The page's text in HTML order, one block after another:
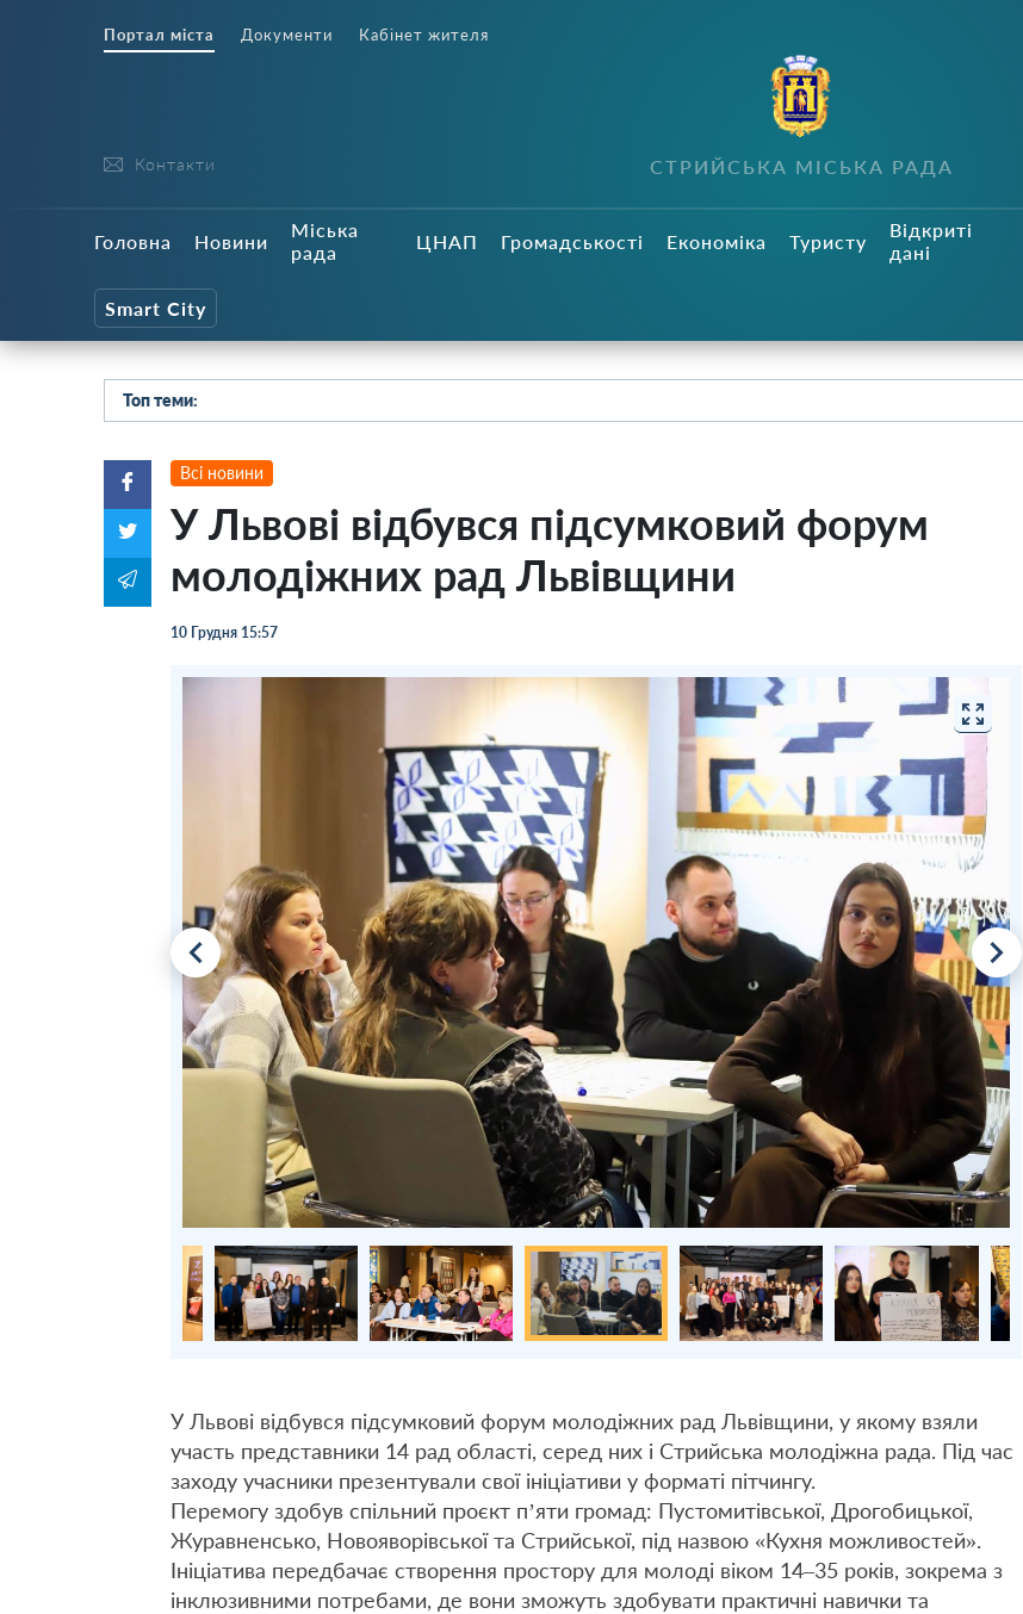
Портал міста Документи Кабінет жителя
Контакти СТРИЙСЬКА МІСЬКА РАДА
Головна Новини
Міська
рада
ЦНАП Громадськості Економіка Туристу
Відкриті
дані
Smart City
Топ теми:
Всі новини
У Львові відбувся підсумковий форум
молодіжних рад Львівщини
10 Грудня 15:57
У Львові відбувся підсумковий форум молодіжних рад Львівщини, у якому взяли
участь представники 14 рад області, серед них і Стрийська молодіжна рада. Під час
заходу учасники презентували свої ініціативи у форматі пітчингу.
Перемогу здобув спільний проєкт п’яти громад: Пустомитівської, Дрогобицької,
Журавненсько, Новояворівської та Стрийської, під назвою «Кухня можливостей».
Ініціатива передбачає створення простору для молоді віком 14–35 років, зокрема з
інклюзивними потребами, де вони зможуть здобувати практичні навички та